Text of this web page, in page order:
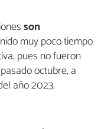
son
muy poco tiempo
pues no fueron
octubre, a
año 2023.